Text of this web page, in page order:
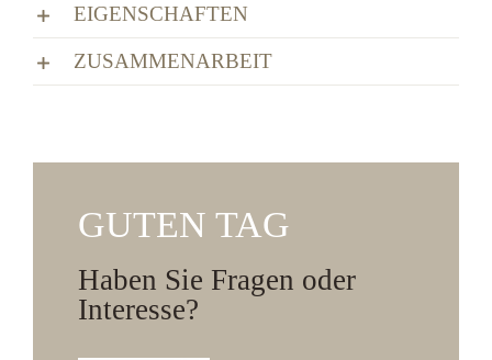
EIGENSCHAFTEN
ZUSAMMENARBEIT
GUTEN TAG
Haben Sie Fragen oder
Interesse?